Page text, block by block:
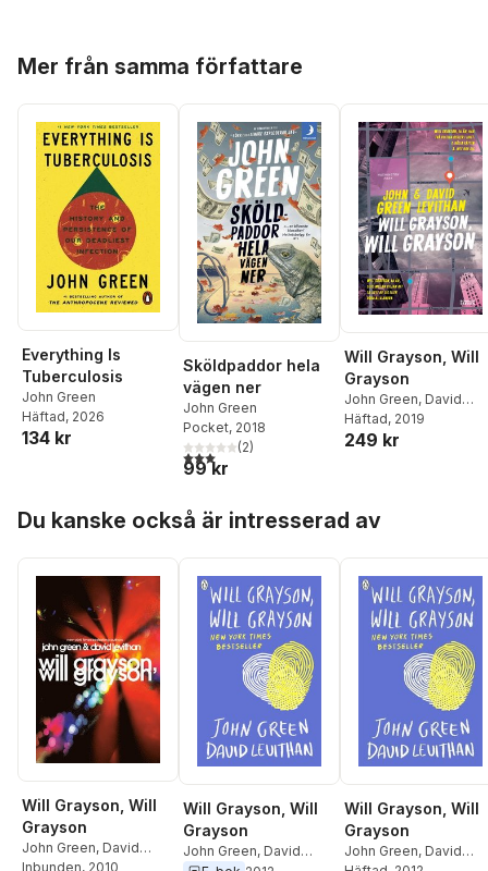
Mer från samma författare
Everything Is
Tuberculosis
John Green
Häftad, 2026
134 kr
Sköldpaddor hela
vägen ner
John Green
Pocket, 2018
3,0utav 5 stjärnor. Totalt antal röster:
(2)
99 kr
Will Grayson, Will
Grayson
John Green, David
Levithan
Häftad, 2019
249 kr
Du kanske också är intresserad av
Will Grayson, Will
Grayson
John Green, David
Levithan
Inbunden, 2010
Will Grayson, Will
Grayson
John Green, David
Will Grayson, Will
Grayson
John Green, David